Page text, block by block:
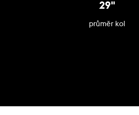
29"
průměr kol